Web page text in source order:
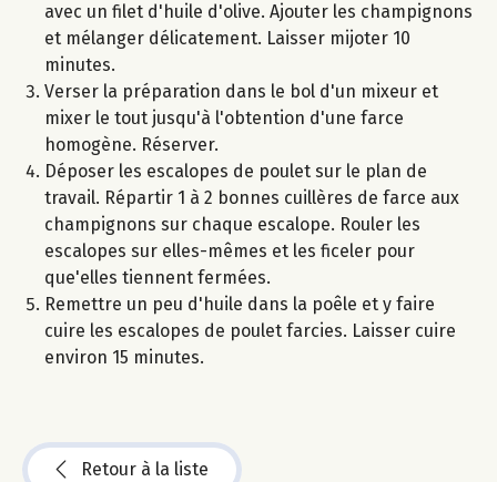
avec un filet d'huile d'olive. Ajouter les champignons
et mélanger délicatement. Laisser mijoter 10
minutes.
Verser la préparation dans le bol d'un mixeur et
mixer le tout jusqu'à l'obtention d'une farce
homogène. Réserver.
Déposer les escalopes de poulet sur le plan de
travail. Répartir 1 à 2 bonnes cuillères de farce aux
champignons sur chaque escalope. Rouler les
escalopes sur elles-mêmes et les ficeler pour
que'elles tiennent fermées.
Remettre un peu d'huile dans la poêle et y faire
cuire les escalopes de poulet farcies. Laisser cuire
environ 15 minutes.
Retour à la liste